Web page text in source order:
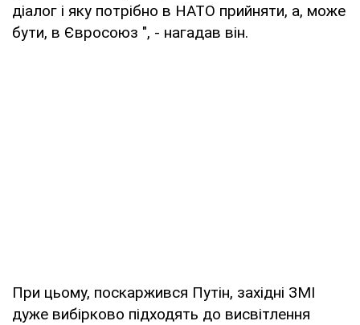
діалог і яку потрібно в НАТО прийняти, а, може
бути, в Євросоюз ", - нагадав він.
При цьому, поскаржився Путін, західні ЗМІ
дуже вибірково підходять до висвітлення